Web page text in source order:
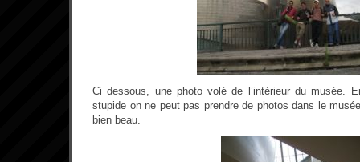
Ci dessous, une photo volé de l’intérieur du musée.
stupide on ne peut pas prendre de photos dans le
bien beau.